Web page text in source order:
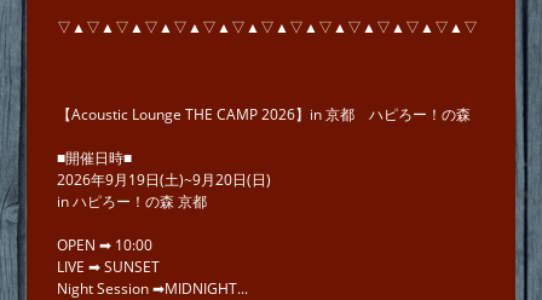
▽▲▽▲▽▲▽▲▽▲▽▲▽▲▽▲▽▲▽▲▽▲▽▲▽▲▽▲▽
【Acoustic Lounge THE CAMP 2026】in 京都 ハピろー！の森
■開催日時■
2026年9月19日(土)~9月20日(日)
in ハピろー！の森 京都
OPEN ➡︎ 10:00
LIVE ➡︎ SUNSET
Night Session ➡︎MIDNIGHT...